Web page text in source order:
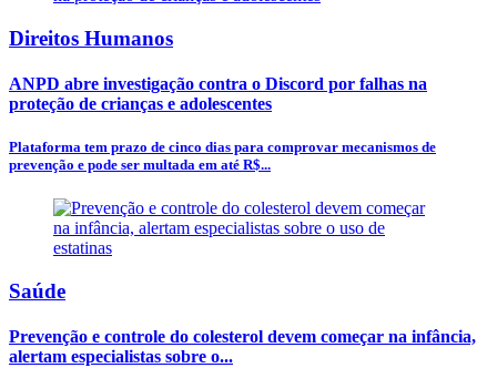
Direitos Humanos
ANPD abre investigação contra o Discord por falhas na
proteção de crianças e adolescentes
Plataforma tem prazo de cinco dias para comprovar mecanismos de
prevenção e pode ser multada em até R$...
Saúde
Prevenção e controle do colesterol devem começar na infância,
alertam especialistas sobre o...